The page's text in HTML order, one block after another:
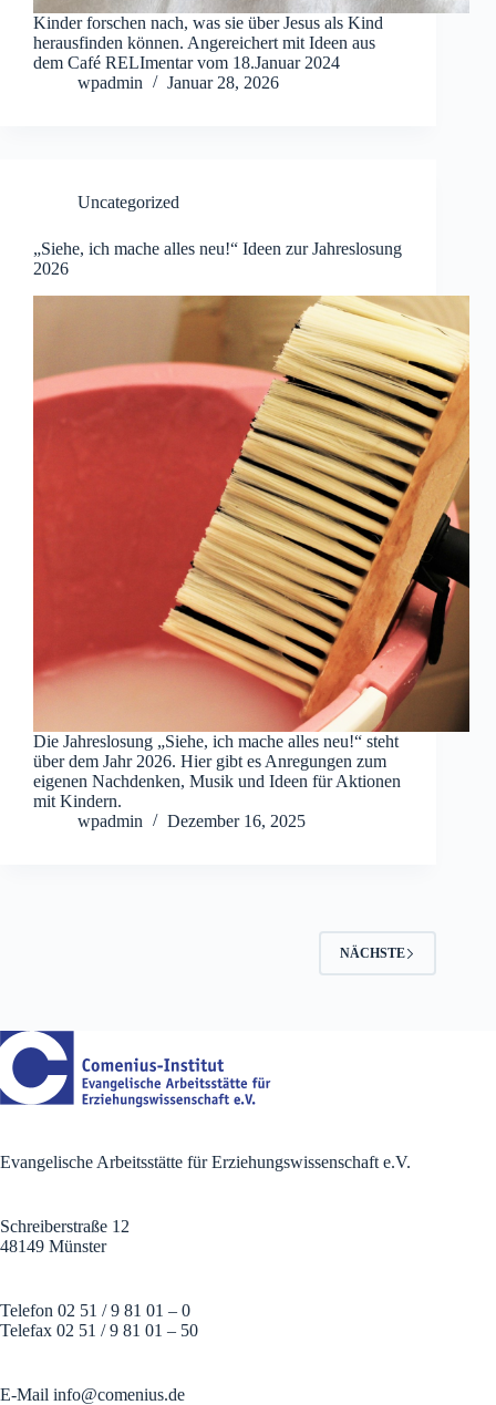
Kinder forschen nach, was sie über Jesus als Kind
herausfinden können. Angereichert mit Ideen aus
dem Café RELImentar vom 18.Januar 2024
wpadmin
Januar 28, 2026
Uncategorized
„Siehe, ich mache alles neu!“ Ideen zur Jahreslosung
2026
Die Jahreslosung „Siehe, ich mache alles neu!“ steht
über dem Jahr 2026. Hier gibt es Anregungen zum
eigenen Nachdenken, Musik und Ideen für Aktionen
mit Kindern.
wpadmin
Dezember 16, 2025
NÄCHSTE
Evangelische Arbeitsstätte für Erziehungswissenschaft e.V.
Schreiberstraße 12
48149 Münster
Telefon 02 51 / 9 81 01 – 0
Telefax 02 51 / 9 81 01 – 50
E-Mail info@comenius.de